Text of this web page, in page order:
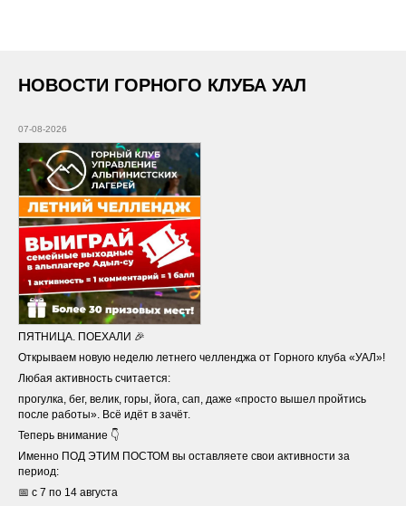
НОВОСТИ ГОРНОГО КЛУБА УАЛ
07-08-2026
ПЯТНИЦА. ПОЕХАЛИ 🎉
Открываем новую неделю летнего челленджа от Горного клуба «УАЛ»!
Любая активность считается:
прогулка, бег, велик, горы, йога, сап, даже «просто вышел пройтись
после работы». Всё идёт в зачёт.
Теперь внимание 👇
Именно ПОД ЭТИМ ПОСТОМ вы оставляете свои активности за
период:
📅 с 7 по 14 августа